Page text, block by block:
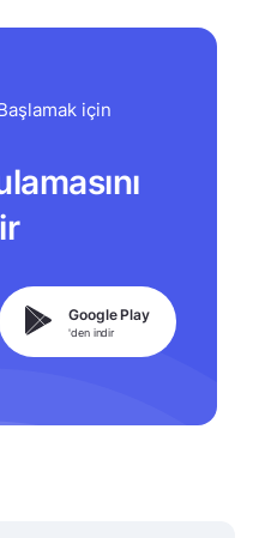
için
Google Play
'den indir